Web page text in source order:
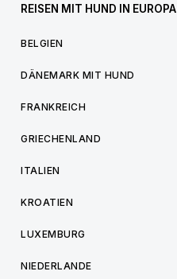
REISEN MIT HUND IN EUROPA
BELGIEN
DÄNEMARK MIT HUND
FRANKREICH
GRIECHENLAND
ITALIEN
KROATIEN
LUXEMBURG
NIEDERLANDE